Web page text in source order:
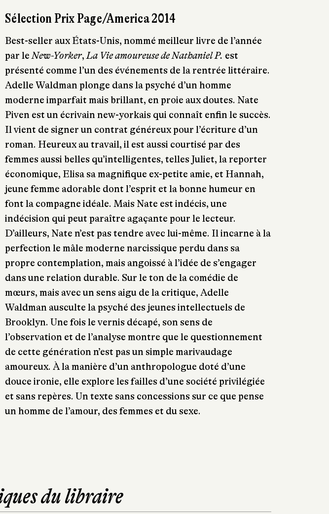
Sélection Prix Page/America 2014
Best-seller aux États-Unis, nommé meilleur livre de l’année
par leNew-Yorker,La Vie amoureuse de Nathaniel P. est
présenté comme l’un des événements de la rentrée littéraire.
Adelle Waldman plonge dans la psyché d’un homme
moderne imparfait mais brillant, en proie aux doutes. Nate
Piven est un écrivain new-yorkais qui connaît enfin le succès.
Il vient de signer un contrat généreux pour l’écriture d’un
roman. Heureux au travail, il est aussi courtisé par des
femmes aussi belles qu’intelligentes, telles Juliet, la reporter
économique, Elisa sa magnifique ex-petite amie, et Hannah,
jeune femme adorable dont l’esprit et la bonne humeur en
font la compagne idéale. Mais Nate est indécis, une
indécision qui peut paraître agaçante pour le lecteur.
D’ailleurs, Nate n’est pas tendre avec lui-même. Il incarne à la
perfection le mâle moderne narcissique perdu dans sa
propre contemplation, mais angoissé à l’idée de s’engager
dans une relation durable. Sur le ton de la comédie de
mœurs, mais avec un sens aigu de la critique, Adelle
Waldman ausculte la psyché des jeunes intellectuels de
Brooklyn. Une fois le vernis décapé, son sens de
l’observation et de l’analyse montre que le questionnement
de cette génération n’est pas un simple marivaudage
amoureux. À la manière d’un anthropologue doté d’une
douce ironie, elle explore les failles d’une société privilégiée
et sans repères. Un texte sans concessions sur ce que pense
un homme de l’amour, des femmes et du sexe.
du libraire